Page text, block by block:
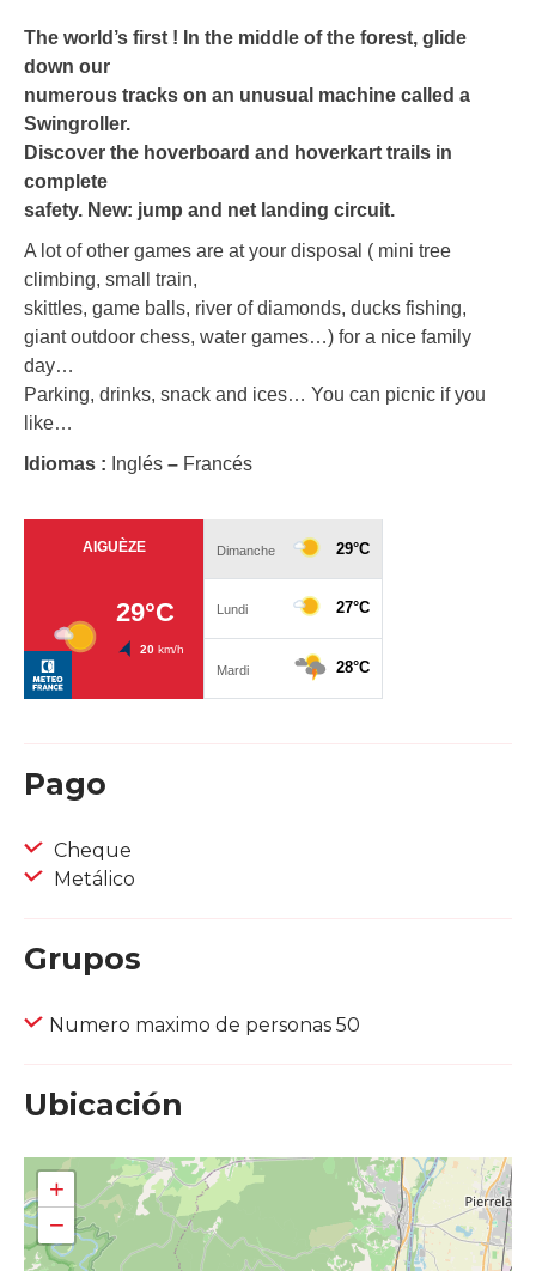
The world’s first ! In the middle of the forest, glide
down our
numerous tracks on an unusual machine called a
Swingroller.
Discover the hoverboard and hoverkart trails in
complete
safety. New: jump and net landing circuit.
A lot of other games are at your disposal ( mini tree
climbing, small train,
skittles, game balls, river of diamonds, ducks fishing,
giant outdoor chess, water games…) for a nice family
day…
Parking, drinks, snack and ices… You can picnic if you
like…
Idiomas : Inglés – Francés
Pago
Cheque
Metálico
Grupos
Numero maximo de personas 50
Ubicación
+
−